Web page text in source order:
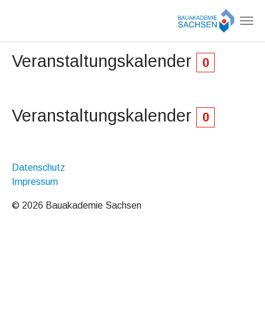
Veranstaltungskalender 0
Veranstaltungskalender 0
Datenschutz
Impressum
© 2026 Bauakademie Sachsen